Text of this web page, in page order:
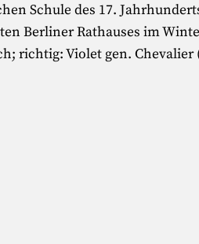
Schule des 17.
Berliner Rathauses im
richtig: Violet gen.